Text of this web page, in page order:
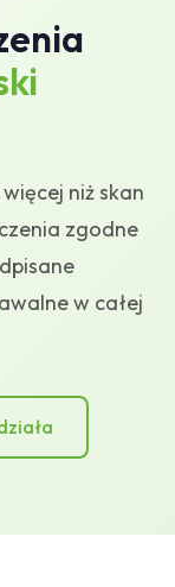
niż skan
zgodne
w całej